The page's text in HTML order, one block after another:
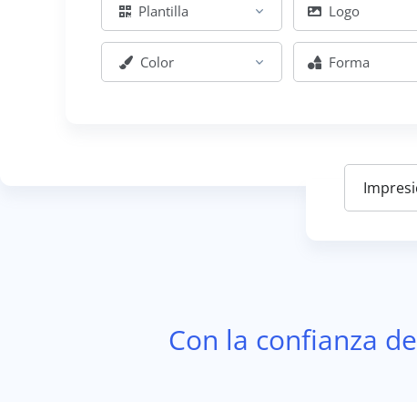
Plantilla Logo
Color Forma
Con la confianza de